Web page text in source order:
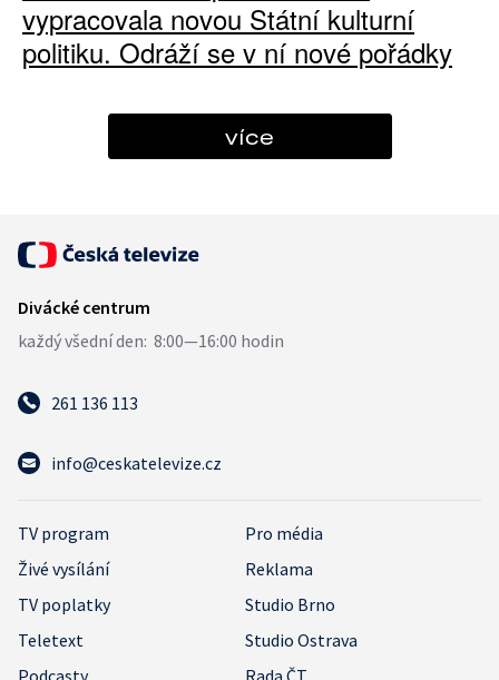
vypracovala novou Státní kulturní
politiku. Odráží se v ní nové pořádky
více
261 136 113
info@ceskatelevize.cz
TV program
Pro média
Živé vysílání
Reklama
TV poplatky
Studio Brno
Teletext
Studio Ostrava